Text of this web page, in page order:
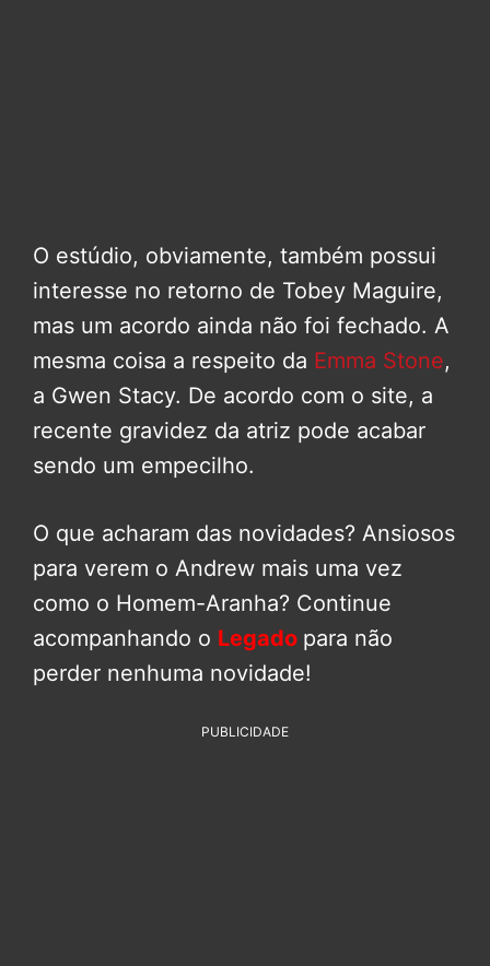
O estúdio, obviamente, também possui
interesse no retorno de Tobey Maguire,
mas um acordo ainda não foi fechado. A
mesma coisa a respeito da Emma Stone,
a Gwen Stacy. De acordo com o site, a
recente gravidez da atriz pode acabar
sendo um empecilho.
O que acharam das novidades? Ansiosos
para verem o Andrew mais uma vez
como o Homem-Aranha? Continue
acompanhando o Legado para não
perder nenhuma novidade!
PUBLICIDADE